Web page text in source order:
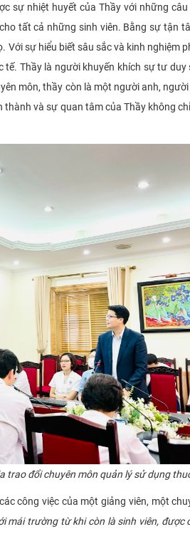
sự nhiệt huyết của Thầy với những
tất cả những sinh viên. Bằng sự tận
sự hiểu biết sâu sắc và kinh nghiệm
Thầy là người khuyến khích sự tư
môn, thầy còn là một người anh,
và sự quan tâm của Thầy không
trao đổi chuyên môn quản lý sử dụng
việc của một giảng viên, một
mái trường từ khi còn là sinh viên,